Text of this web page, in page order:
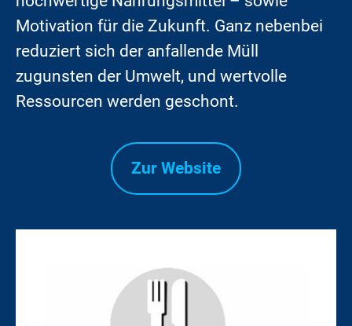
Motivation für die Zukunft. Ganz nebenbei
reduziert sich der anfallende Müll
zugunsten der Umwelt, und wertvolle
Ressourcen werden geschont.
Zur Website